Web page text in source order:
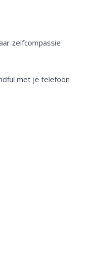
zelfcompassie
met je telefoon